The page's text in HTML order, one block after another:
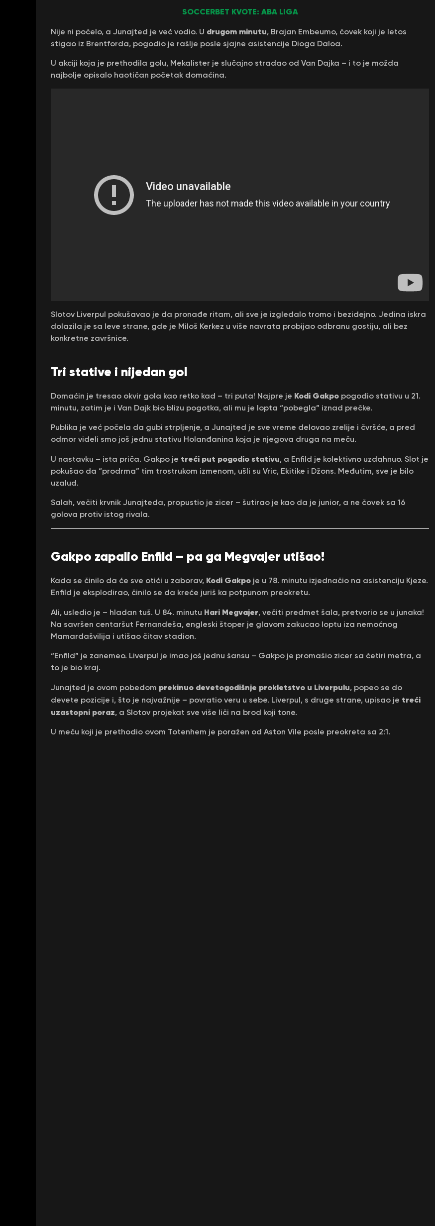
SOCCERBET KVOTE: ABA LIGA
Nije ni počelo, a Junajted je već vodio. U drugom minutu, Brajan Embeumo, čovek koji je letos
stigao iz Brentforda, pogodio je rašlje posle sjajne asistencije Dioga Daloa.
U akciji koja je prethodila golu, Mekalister je slučajno stradao od Van Dajka – i to je možda
najbolje opisalo haotičan početak domaćina.
Slotov Liverpul pokušavao je da pronađe ritam, ali sve je izgledalo tromo i bezidejno. Jedina iskra
dolazila je sa leve strane, gde je Miloš Kerkez u više navrata probijao odbranu gostiju, ali bez
konkretne završnice.
Tri stative i nijedan gol
Domaćin je tresao okvir gola kao retko kad – tri puta! Najpre je Kodi Gakpo pogodio stativu u 21.
minutu, zatim je i Van Dajk bio blizu pogotka, ali mu je lopta “pobegla” iznad prečke.
Publika je već počela da gubi strpljenje, a Junajted je sve vreme delovao zrelije i čvršće, a pred
odmor videli smo još jednu stativu Holanđanina koja je njegova druga na meču.
U nastavku – ista priča. Gakpo je treći put pogodio stativu, a Enfild je kolektivno uzdahnuo. Slot je
pokušao da “prodrma” tim trostrukom izmenom, ušli su Vric, Ekitike i Džons. Međutim, sve je bilo
uzalud.
Salah, večiti krvnik Junajteda, propustio je zicer – šutirao je kao da je junior, a ne čovek sa 16
golova protiv istog rivala.
Gakpo zapalio Enfild – pa ga Megvajer utišao!
Kada se činilo da će sve otići u zaborav, Kodi Gakpo je u 78. minutu izjednačio na asistenciju Kjeze.
Enfild je eksplodirao, činilo se da kreće juriš ka potpunom preokretu.
Ali, usledio je – hladan tuš. U 84. minutu Hari Megvajer, večiti predmet šala, pretvorio se u junaka!
Na savršen centaršut Fernandeša, engleski štoper je glavom zakucao loptu iza nemoćnog
Mamardašvilija i utišao čitav stadion.
“Enfild” je zanemeo. Liverpul je imao još jednu šansu – Gakpo je promašio zicer sa četiri metra, a
to je bio kraj.
Junajted je ovom pobedom prekinuo devetogodišnje prokletstvo u Liverpulu, popeo se do
devete pozicije i, što je najvažnije – povratio veru u sebe. Liverpul, s druge strane, upisao je treći
uzastopni poraz, a Slotov projekat sve više liči na brod koji tone.
U meču koji je prethodio ovom Totenhem je poražen od Aston Vile posle preokreta sa 2:1.